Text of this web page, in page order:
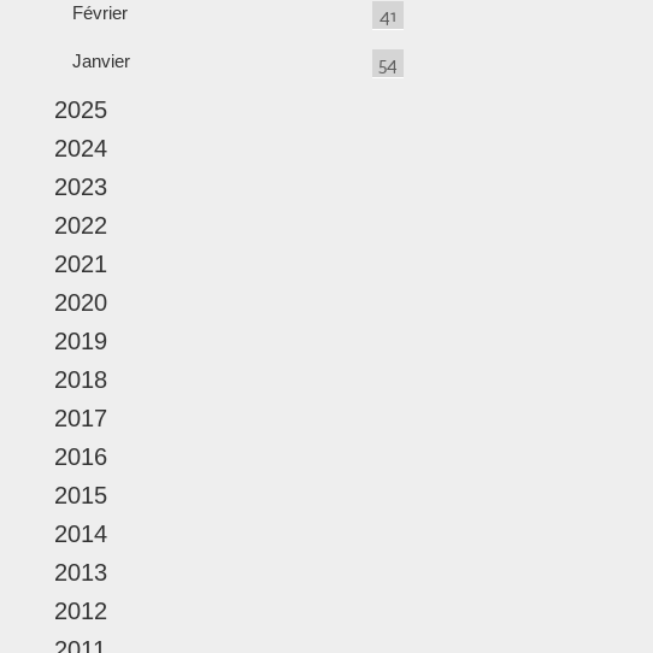
Février 41
Janvier 54
2025
2024
2023
2022
2021
2020
2019
2018
2017
2016
2015
2014
2013
2012